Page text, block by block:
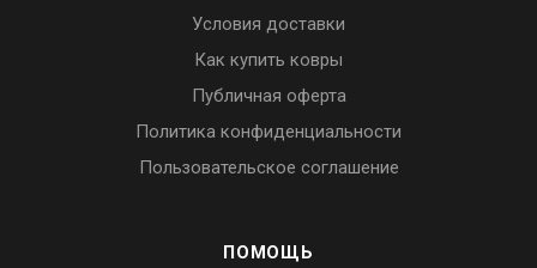
Условия доставки
Как купить ковры
Публичная оферта
Политика конфиденциальности
Пользовательское соглашение
ПОМОЩЬ